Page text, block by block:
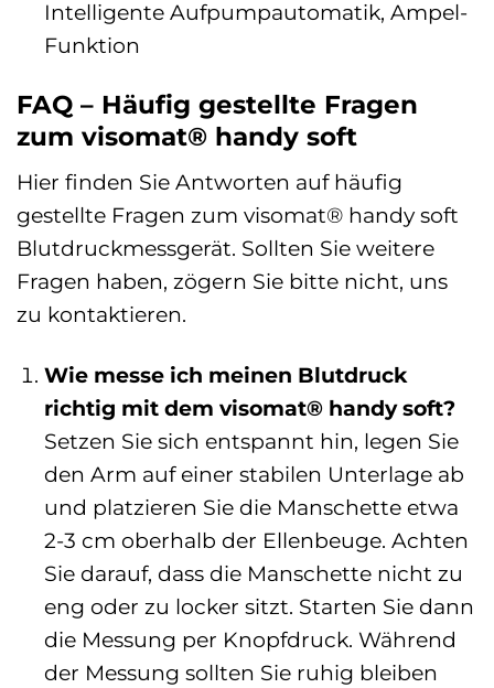
Intelligente Aufpumpautomatik, Ampel-
Funktion
FAQ – Häufig gestellte Fragen
zum visomat® handy soft
Hier finden Sie Antworten auf häufig
gestellte Fragen zum visomat® handy soft
Blutdruckmessgerät. Sollten Sie weitere
Fragen haben, zögern Sie bitte nicht, uns
zu kontaktieren.
Wie messe ich meinen Blutdruck
richtig mit dem visomat® handy soft?
Setzen Sie sich entspannt hin, legen Sie
den Arm auf einer stabilen Unterlage ab
und platzieren Sie die Manschette etwa
2-3 cm oberhalb der Ellenbeuge. Achten
Sie darauf, dass die Manschette nicht zu
eng oder zu locker sitzt. Starten Sie dann
die Messung per Knopfdruck. Während
der Messung sollten Sie ruhig bleiben